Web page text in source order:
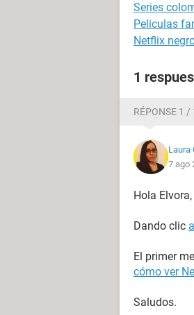
Series
Peliculas
Netflix
1
RÉPONSE 1 /
Laura
7 ago
Hola Elvora,
Dando clic
El primer
cómo ver
Saludos.